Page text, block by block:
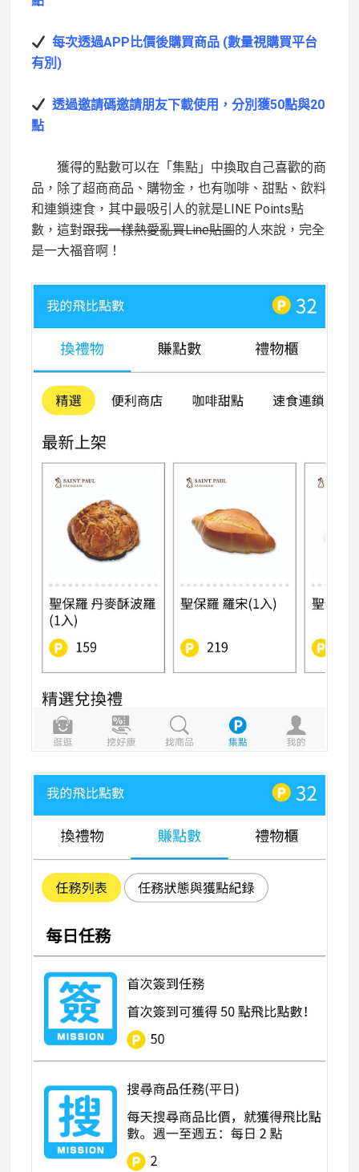
每次透過APP比價後購買商品 (數量視購買平台
有別)
透過邀請碼邀請朋友下載使用，分別獲50點與20
點
獲得的點數可以在「集點」中換取自己喜歡的商
品，除了超商商品、購物金，也有咖啡、甜點、飲料
和連鎖速食，其中最吸引人的就是LINE Points點
數，這對跟我一樣熱愛亂買Line貼圖的人來說，完全
是一大福音啊！